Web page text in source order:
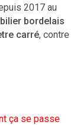
2017 au
bordelais
carré, contre